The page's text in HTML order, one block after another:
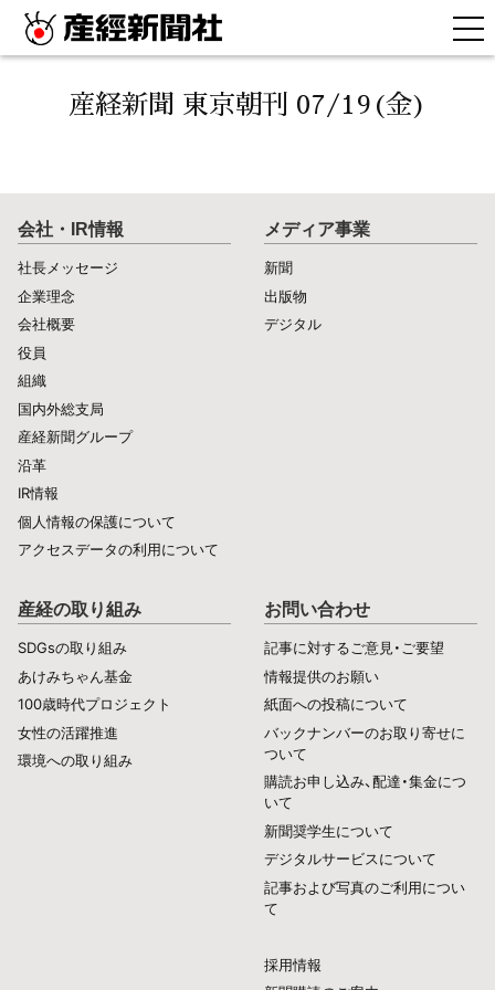
産経新聞 東京朝刊 07/19(金)
会社・IR情報
社長メッセージ
企業理念
会社概要
役員
組織
国内外総支局
産経新聞グループ
沿革
IR情報
個人情報の保護について
アクセスデータの利用について
メディア事業
新聞
出版物
デジタル
産経の取り組み
SDGsの取り組み
あけみちゃん基金
100歳時代プロジェクト
女性の活躍推進
環境への取り組み
お問い合わせ
記事に対するご意見・ご要望
情報提供のお願い
紙面への投稿について
バックナンバーのお取り寄せに
ついて
購読お申し込み、配達・集金につ
いて
新聞奨学生について
デジタルサービスについて
記事および写真のご利用につい
て
採用情報